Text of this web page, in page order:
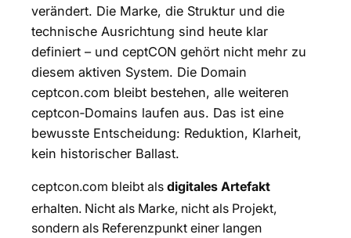
verändert. Die Marke, die Struktur und die
technische Ausrichtung sind heute klar
definiert – und ceptCON gehört nicht mehr zu
diesem aktiven System. Die Domain
ceptcon.com bleibt bestehen, alle weiteren
ceptcon‑Domains laufen aus. Das ist eine
bewusste Entscheidung: Reduktion, Klarheit,
kein historischer Ballast.
ceptcon.com bleibt als digitales Artefakt
erhalten. Nicht als Marke, nicht als Projekt,
sondern als Referenzpunkt einer langen